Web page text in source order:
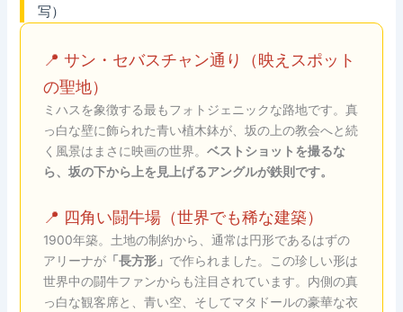
写）
📍 サン・セバスチャン通り（映えスポット
の聖地）
ミハスを象徴する最もフォトジェニックな路地です。真
っ白な壁に飾られた青い植木鉢が、坂の上の教会へと続
く風景はまさに映画の世界。ベストショットを撮るな
ら、坂の下から上を見上げるアングルが鉄則です。
📍 四角い闘牛場（世界でも稀な建築）
1900年築。土地の制約から、通常は円形であるはずの
アリーナが 「長方形」 で作られました。この珍しい形は
世界中の闘牛ファンからも注目されています。内側の真
っ白な観客席と、青い空、そしてマタドールの豪華な衣